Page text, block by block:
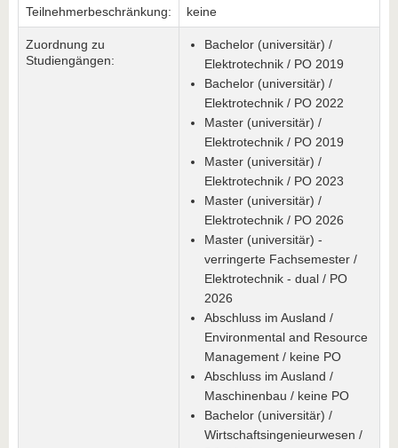
Teilnehmerbeschränkung: keine
Zuordnung zu
Studiengängen:
Bachelor (universitär) /
Elektrotechnik / PO 2019
Bachelor (universitär) /
Elektrotechnik / PO 2022
Master (universitär) /
Elektrotechnik / PO 2019
Master (universitär) /
Elektrotechnik / PO 2023
Master (universitär) /
Elektrotechnik / PO 2026
Master (universitär) -
verringerte Fachsemester /
Elektrotechnik - dual / PO
2026
Abschluss im Ausland /
Environmental and Resource
Management / keine PO
Abschluss im Ausland /
Maschinenbau / keine PO
Bachelor (universitär) /
Wirtschaftsingenieurwesen /